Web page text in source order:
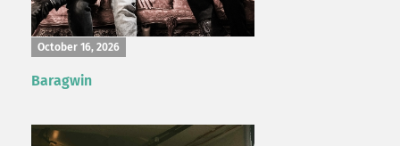
October 16, 2026
Baragwin